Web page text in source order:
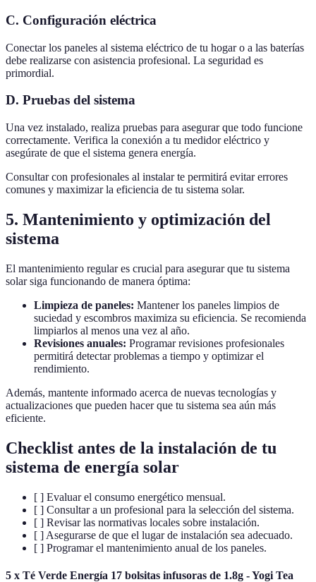
C. Configuración eléctrica
Conectar los paneles al sistema eléctrico de tu hogar o a las baterías
debe realizarse con asistencia profesional. La seguridad es
primordial.
D. Pruebas del sistema
Una vez instalado, realiza pruebas para asegurar que todo funcione
correctamente. Verifica la conexión a tu medidor eléctrico y
asegúrate de que el sistema genera energía.
Consultar con profesionales al instalar te permitirá evitar errores
comunes y maximizar la eficiencia de tu sistema solar.
5. Mantenimiento y optimización del
sistema
El mantenimiento regular es crucial para asegurar que tu sistema
solar siga funcionando de manera óptima:
Limpieza de paneles: Mantener los paneles limpios de
suciedad y escombros maximiza su eficiencia. Se recomienda
limpiarlos al menos una vez al año.
Revisiones anuales: Programar revisiones profesionales
permitirá detectar problemas a tiempo y optimizar el
rendimiento.
Además, mantente informado acerca de nuevas tecnologías y
actualizaciones que pueden hacer que tu sistema sea aún más
eficiente.
Checklist antes de la instalación de tu
sistema de energía solar
[ ] Evaluar el consumo energético mensual.
[ ] Consultar a un profesional para la selección del sistema.
[ ] Revisar las normativas locales sobre instalación.
[ ] Asegurarse de que el lugar de instalación sea adecuado.
[ ] Programar el mantenimiento anual de los paneles.
5 x Té Verde Energía 17 bolsitas infusoras de 1.8g - Yogi Tea